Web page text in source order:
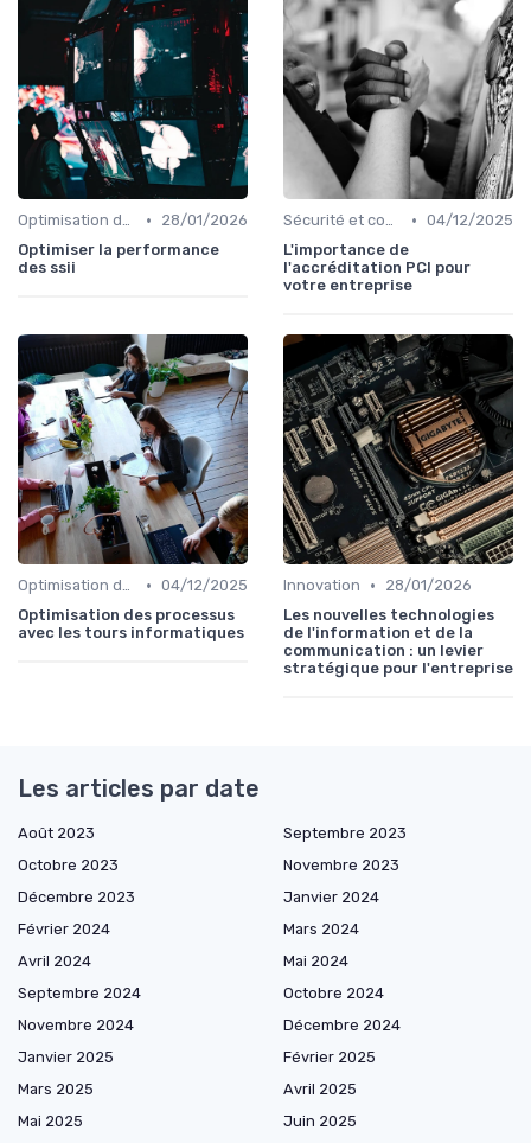
Optimisation des infrastructures IT •
28/01/2026
Optimiser la performance
des ssii
Sécurité et conformité • 04/12/2025
L'importance de
l'accréditation PCI pour
votre entreprise
Optimisation des infrastructures IT • 04/12/2025
Optimisation des processus
avec les tours informatiques
Innovation •
28/01/2026
Les nouvelles technologies
de l'information et de la
communication : un levier
stratégique pour l'entreprise
Les articles par date
Août 2023
Septembre 2023
Octobre 2023
Novembre 2023
Décembre 2023
Janvier 2024
Février 2024
Mars 2024
Avril 2024
Mai 2024
Septembre 2024
Octobre 2024
Novembre 2024
Décembre 2024
Janvier 2025
Février 2025
Mars 2025
Avril 2025
Mai 2025
Juin 2025